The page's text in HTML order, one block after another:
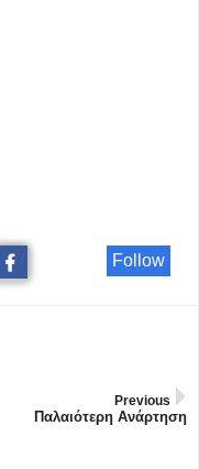
Follow
Previous
Παλαιότερη Ανάρτηση